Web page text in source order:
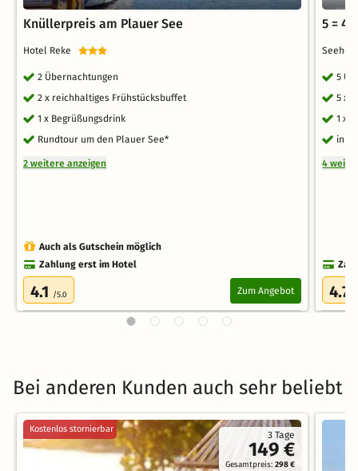
Knüllerpreis am Plauer See
Hotel Reke
2 Übernachtungen
2 x reichhaltiges Frühstücksbuffet
1 x Begrüßungsdrink
Rundtour um den Plauer See*
2 weitere anzeigen
Auch als Gutschein möglich
Zahlung erst im Hotel
4.1 /5.0 Zum Angebot
5 = 4
5
5 x
1 x
inkl.
4
4.7
Bei anderen Kunden auch sehr beliebt
3 Tage
149 €
Gesamtpreis:298 €
Kostenlos stornierbar